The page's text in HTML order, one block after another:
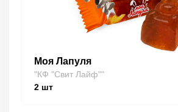
Моя Лапуля
"КФ "Свит Лайф""
2 шт